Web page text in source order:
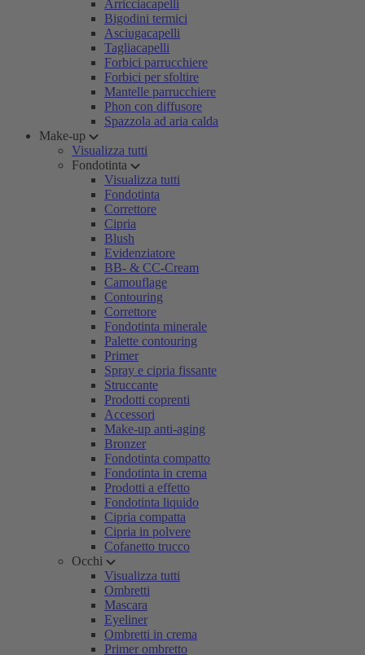
Arricciacapelli
Bigodini termici
Asciugacapelli
Tagliacapelli
Forbici parrucchiere
Forbici per sfoltire
Mantelle parrucchiere
Phon con diffusore
Spazzola ad aria calda
Make-up
Visualizza tutti
Fondotinta
Visualizza tutti
Fondotinta
Correttore
Cipria
Blush
Evidenziatore
BB- & CC-Cream
Camouflage
Contouring
Correttore
Fondotinta minerale
Palette contouring
Primer
Spray e cipria fissante
Struccante
Prodotti coprenti
Accessori
Make-up anti-aging
Bronzer
Fondotinta compatto
Fondotinta in crema
Prodotti a effetto
Fondotinta liquido
Cipria compatta
Cipria in polvere
Cofanetto trucco
Occhi
Visualizza tutti
Ombretti
Mascara
Eyeliner
Ombretti in crema
Primer ombretto